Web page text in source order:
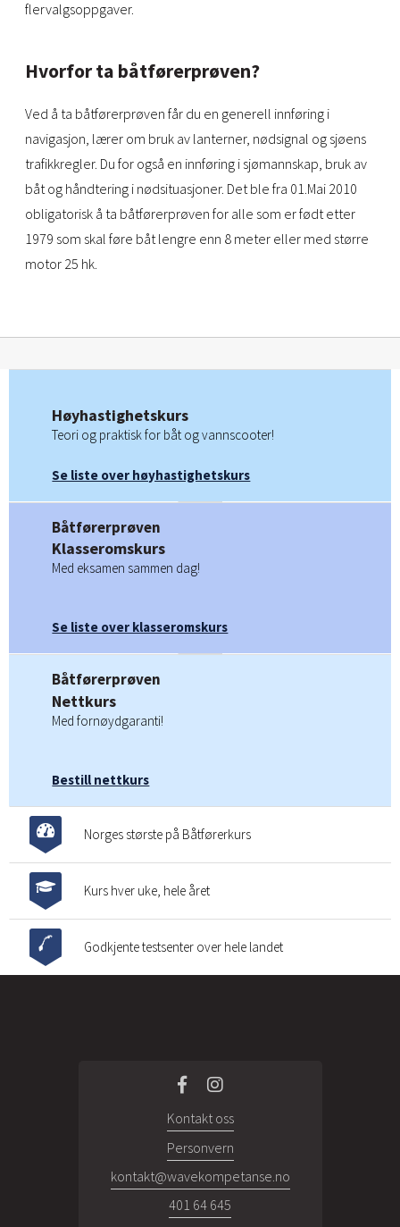
flervalgsoppgaver.
Hvorfor ta båtførerprøven?
Ved å ta båtførerprøven får du en generell innføring i
navigasjon, lærer om bruk av lanterner, nødsignal og sjøens
trafikkregler. Du for også en innføring i sjømannskap, bruk av
båt og håndtering i nødsituasjoner. Det ble fra 01.Mai 2010
obligatorisk å ta båtførerprøven for alle som er født etter
1979 som skal føre båt lengre enn 8 meter eller med større
motor 25 hk.
Høyhastighetskurs
Teori og praktisk for båt og vannscooter!
Se liste over høyhastighetskurs
Båtførerprøven
Klasseromskurs
Med eksamen sammen dag!
Se liste over klasseromskurs
Båtførerprøven
Nettkurs
Med fornøydgaranti!
Bestill nettkurs
Norges største på Båtførerkurs
Kurs hver uke, hele året
Godkjente testsenter over hele landet
Kontakt oss
Personvern
kontakt@wavekompetanse.no
401 64 645